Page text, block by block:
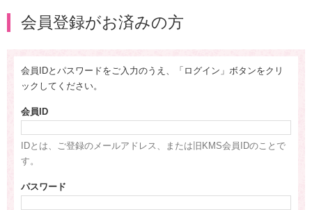
会員登録がお済みの方
会員IDとパスワードをご入力のうえ、「ログイン」ボタンをクリ
ックしてください。
会員ID
IDとは、ご登録のメールアドレス、または旧KMS会員IDのことで
す。
パスワード